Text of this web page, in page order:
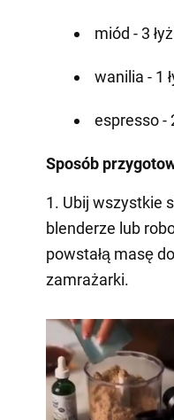
miód - 3
wanilia - 1
espresso -
Sposób
1. Ubij wszystkie
blenderze lub
powstałą masę
zamrażarki.